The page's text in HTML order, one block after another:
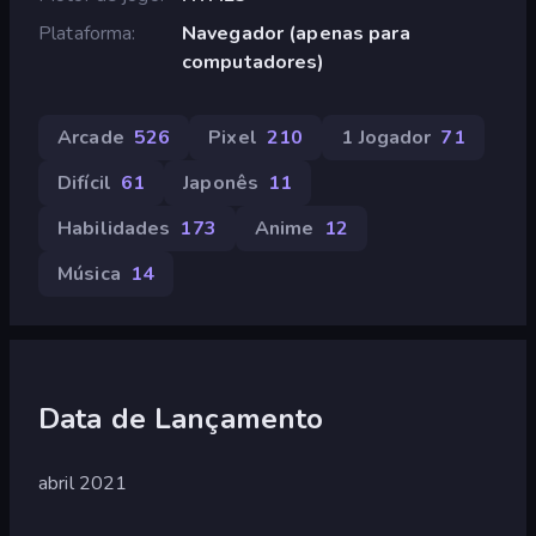
Plataforma
Navegador (apenas para
computadores)
Arcade 526 Pixel 210 1 Jogador 71
Difícil 61 Japonês 11
Habilidades 173 Anime 12
Música 14
Data de Lançamento
abril 2021